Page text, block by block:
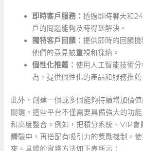
即時客戶服務：透過即時聊天和
戶的問題能夠及時得到解決。
獨特客戶回饋：提供即時的回饋
他們的意見被重視和採納。
個性化推薦：使用人工智能技術
為，提供個性化的產品和服務推薦
此外，創建一個或多個能夠持續增加價
關鍵。這些平台不僅需要具備強大的功
和高度整合。例如，把積分系統、VIP會
體驗中，再搭配有吸引力的獎勵機制，
來。具體的實踐方法如下表所示：